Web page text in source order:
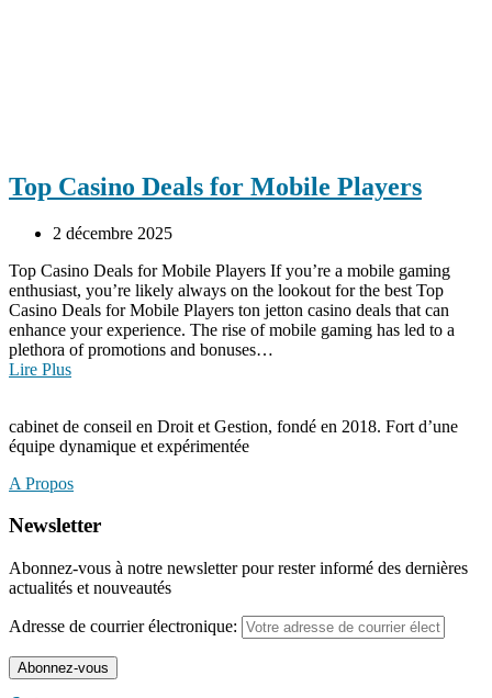
Top Casino Deals for Mobile Players
2 décembre 2025
Top Casino Deals for Mobile Players If you’re a mobile gaming
enthusiast, you’re likely always on the lookout for the best Top
Casino Deals for Mobile Players ton jetton casino deals that can
enhance your experience. The rise of mobile gaming has led to a
plethora of promotions and bonuses…
Lire Plus
cabinet de conseil en Droit et Gestion, fondé en 2018. Fort d’une
équipe dynamique et expérimentée
A Propos
Newsletter
Abonnez-vous à notre newsletter pour rester informé des dernières
actualités et nouveautés
Adresse de courrier électronique: